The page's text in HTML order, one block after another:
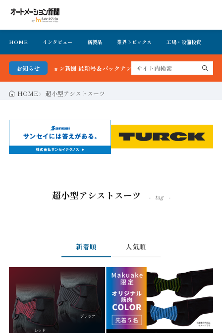
HOME インタビュー 新製品 業界トピックス 工場・設備投資
お知らせ
ートメーション新聞 最新号＆バックナンバーを無料で公開中 詳細はこちら
HOME 超小型アシストスーツ
超小型アシストスーツ tag
新着順 人気順